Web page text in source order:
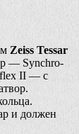
Zeiss Tessar
— Synchro-
II — с
и должен